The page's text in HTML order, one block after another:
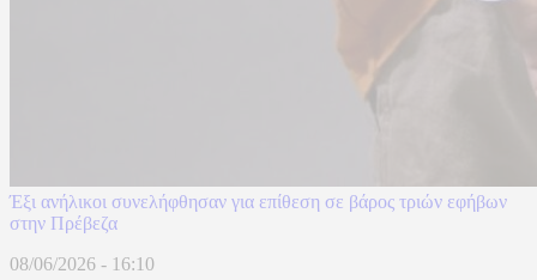
Έξι ανήλικοι συνελήφθησαν για επίθεση σε βάρος τριών εφήβων
στην Πρέβεζα
08/06/2026 - 16:10